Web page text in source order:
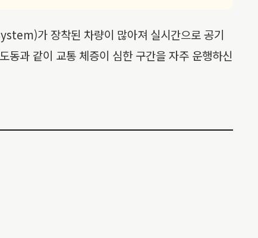
가 장착된 차량이 많아져 실시간으로 공기
동과 같이 교통 체증이 심한 구간을 자주 운행하신